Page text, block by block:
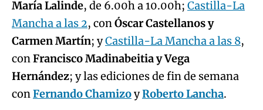
María Lalinde, de 6.00h a 10.00h; Castilla-La
Mancha a las 2, conÓscar Castellanos y
Carmen Martín; yCastilla-La Mancha a las 8,
conFrancisco Madinabeitia y Vega
Hernández; y las ediciones de fin de semana
conFernando ChamizoyRoberto Lancha.